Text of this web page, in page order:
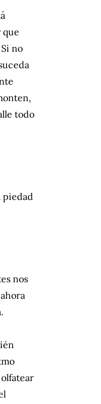
que
no
todo
piedad
nos